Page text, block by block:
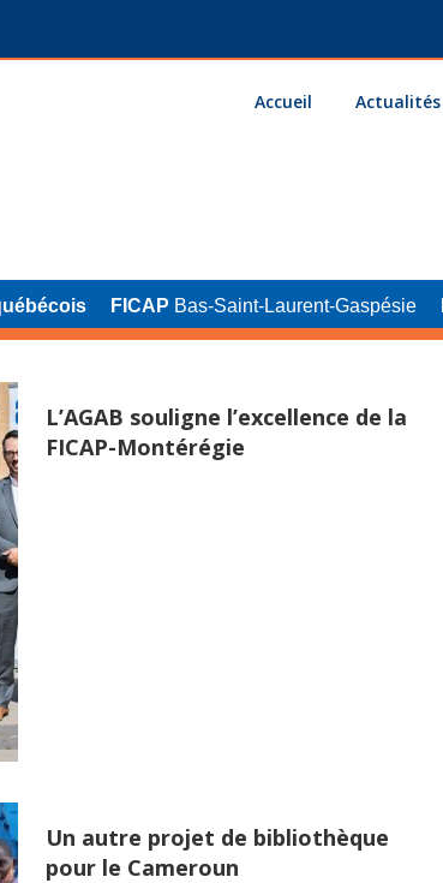
Accueil Actualités
FICAP Bas-Saint-Laurent-Gaspésie
L’AGAB souligne l’excellence de la
FICAP-Montérégie
Un autre projet de bibliothèque
pour le Cameroun